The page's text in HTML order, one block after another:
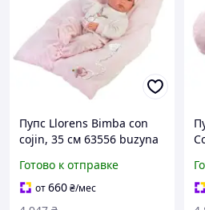
Пупс Llorens Bimba con
cojin, 35 см 63556 buzyna
Готово к отправке
от660₴/мес